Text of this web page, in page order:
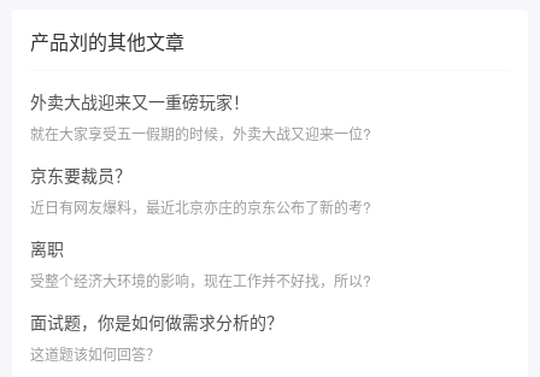
产品刘的其他文章
外卖大战迎来又一重磅玩家！
就在大家享受五一假期的时候，外卖大战又迎来一位?
京东要裁员？
近日有网友爆料，最近北京亦庄的京东公布了新的考?
离职
受整个经济大环境的影响，现在工作并不好找，所以?
面试题，你是如何做需求分析的？
这道题该如何回答？